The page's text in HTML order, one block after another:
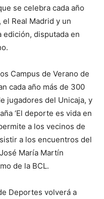
se celebra cada año
Real Madrid y un
disputada en
Campus de Verano de
cada año más de 300
jugadores del Unicaja, y
‘El deporte es vida en
a los vecinos de
a los encuentros del
María Martín
de la BCL.
Deportes volverá a